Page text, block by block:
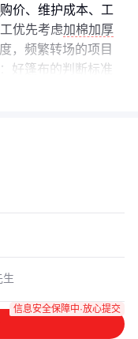
价、维护成本、工
优先考虑加棉加厚
，频繁转场的项目
好篷布的判断标准
信息安全保障中·放心提交